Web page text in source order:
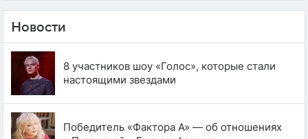
Новости
8 участников шоу «Голос», которые стали
настоящими звездами
Победитель «Фактора А» — об отношениях